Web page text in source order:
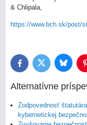
& Chlipala,
https://www.bch.sk/post/
FacebookTwitter Bluesky
Alternatívne
Zodpovednosť
kybernetickej